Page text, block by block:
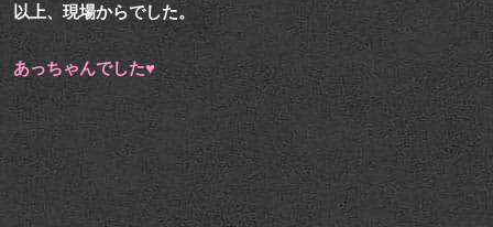
以上、現場からでした。
あっちゃんでした♥